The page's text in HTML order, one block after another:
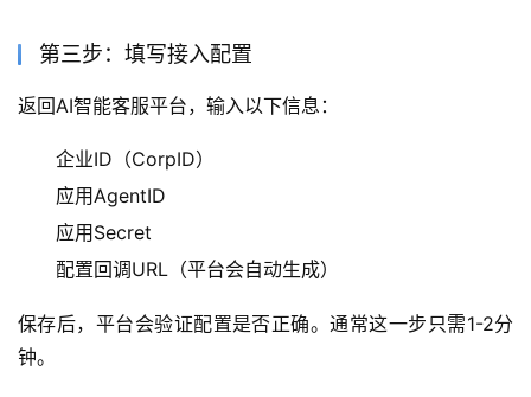
第三步：填写接入配置
返回AI智能客服平台，输入以下信息：
企业ID（CorpID）
应用AgentID
应用Secret
配置回调URL（平台会自动生成）
保存后，平台会验证配置是否正确。通常这一步只需1-2分
钟。